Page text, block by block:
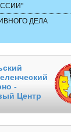
ДЕЛА
-
Центр